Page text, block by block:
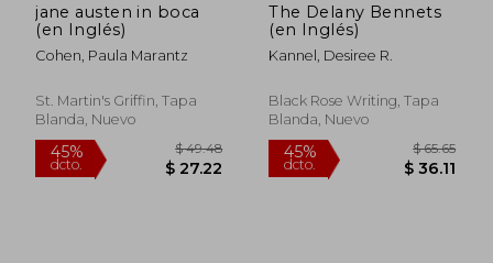
jane austen in boca
(en Inglés)
Cohen, Paula Marantz
St. Martin's Griffin, Tapa
Blanda, Nuevo
The Delany Bennets
(en Inglés)
Kannel, Desiree R.
Black Rose Writing, Tapa
Blanda, Nuevo